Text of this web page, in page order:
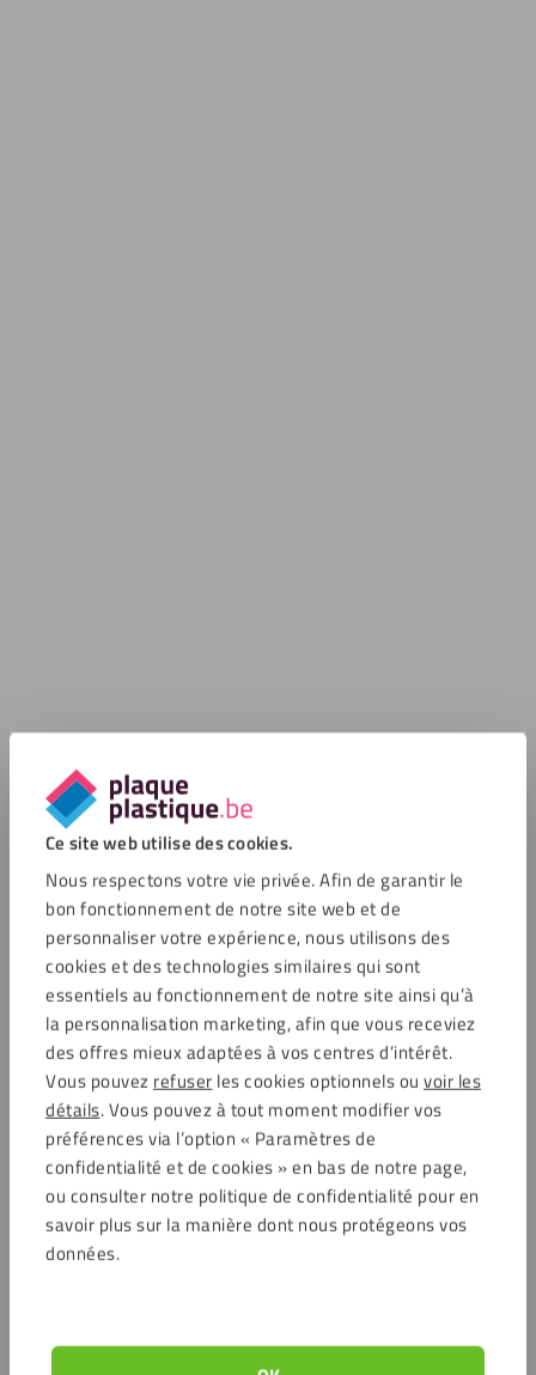
Ce site web utilise des cookies.
Nous respectons votre vie privée. Afin de garantir le
bon fonctionnement de notre site web et de
personnaliser votre expérience, nous utilisons des
cookies et des technologies similaires qui sont
essentiels au fonctionnement de notre site ainsi qu’à
la personnalisation marketing, afin que vous receviez
des offres mieux adaptées à vos centres d’intérêt.
Vous pouvezrefuserles cookies optionnels ou voir les
détails. Vous pouvez à tout moment modifier vos
préférences via l’option « Paramètres de
confidentialité et de cookies » en bas de notre page,
ou consulter notre politique de confidentialité pour en
savoir plus sur la manière dont nous protégeons vos
données.